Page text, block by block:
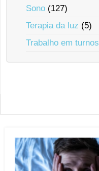
Sono (127)
Terapia da luz (5)
Trabalho em turnos